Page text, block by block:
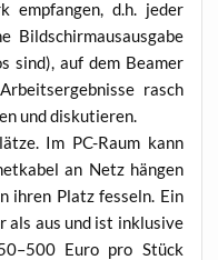
emp­fan­gen, d.h. jeder
Bild­schirm­aus­aus­ga­be
sind), auf dem Bea­mer
rasch
und diskutieren.
Im PC-Raum kann
an Netz hän­gen
ihren Platz fes­seln. Ein
als aus und ist inklu­si­ve
Euro pro Stück